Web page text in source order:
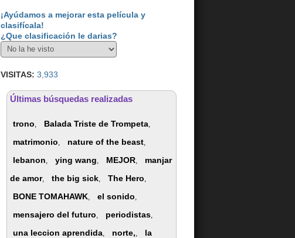
¡Ayúdamos a mejorar esta película y
clasifícala!
¿Que clasificación le darias?
VISITAS: 3,933
Últimas búsquedas realizadas
trono, Balada Triste de Trompeta,
matrimonio, nature of the beast,
lebanon, ying wang, MEJOR,
manjar
de amor, the big sick, The Hero,
BONE TOMAHAWK, el sonido,
mensajero del futuro, periodistas,
una leccion aprendida, norte,, la